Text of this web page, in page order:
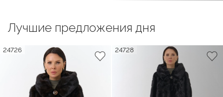
Лучшие предложения дня
24726 24728